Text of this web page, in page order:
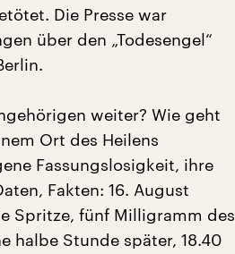
Die Presse war
über den „Todesengel“
weiter? Wie geht
Ort des Heilens
Fassungslosigkeit, ihre
Fakten: 16. August
Spritze, fünf Milligramm des
halbe Stunde später, 18.40